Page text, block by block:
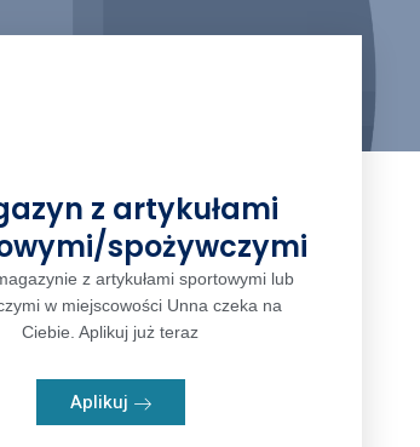
z artykułami
spożywczymi
z artykułami sportowymi lub
w miejscowości Unna czeka na
Ciebie. Aplikuj już teraz
Aplikuj